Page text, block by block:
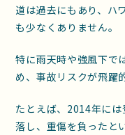
道は過去にもあり、ハ
も少なくありません。
特に雨天時や強風下で
め、事故リスクが飛躍
たとえば、2014年に
落し、重傷を負ったと